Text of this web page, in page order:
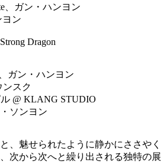
、ガン・ハンヨン
ヨン
Dragon
ガン・ハンヨン
ンスク
@ KLANG STUDIO
ソンヨン
、魅せられたように静かにささやく
次から次へと繰り出される独特の展